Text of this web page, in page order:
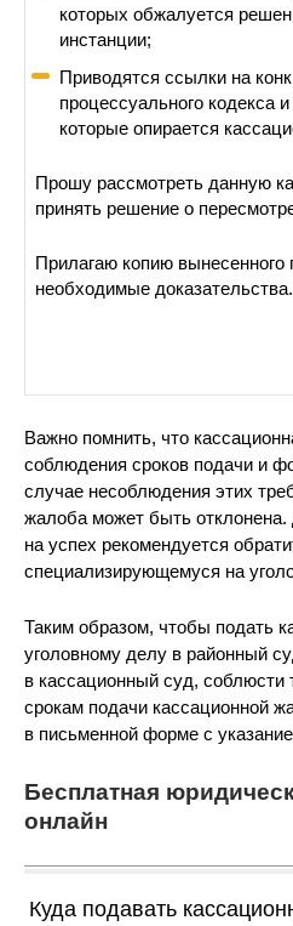
которых обжалуется
инстанции;
Приводятся ссылки на
процессуального кодекса
которые опирается
Прошу рассмотреть данную
принять решение о
Прилагаю копию вынесенного
необходимые доказательства.
Важно помнить, что
соблюдения сроков подачи и
случае несоблюдения этих
жалоба может быть
на успех рекомендуется
специализирующемуся на
Таким образом, чтобы подать
уголовному делу в районный
в кассационный суд, соблюсти
срокам подачи кассационной
в письменной форме с
Бесплатная
онлайн
Куда подавать